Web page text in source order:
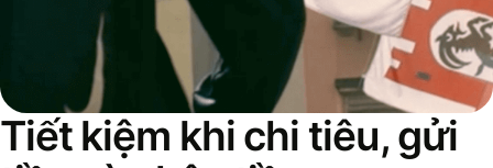
Tiết kiệm khi chi tiêu, gửi